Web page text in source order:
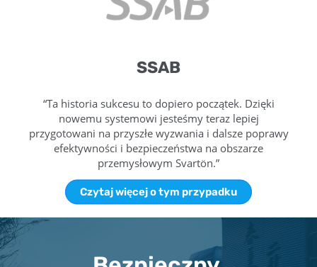
SSAB
“Ta historia sukcesu to dopiero początek. Dzięki
nowemu systemowi jesteśmy teraz lepiej
przygotowani na przyszłe wyzwania i dalsze poprawy
efektywności i bezpieczeństwa na obszarze
przemysłowym Svartön.”
Czytaj więcej o tym przypadku